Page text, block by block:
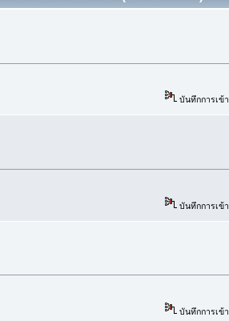
บันทึกการเข้า
บันทึกการเข้า
บันทึกการเข้า